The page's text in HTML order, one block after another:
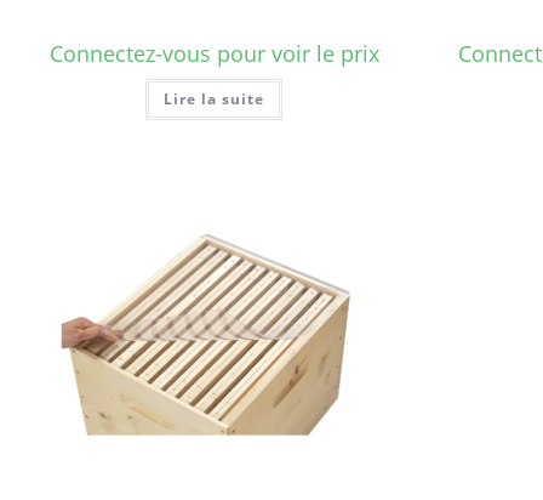
Connectez-vous pour voir le prix
Lire la suite